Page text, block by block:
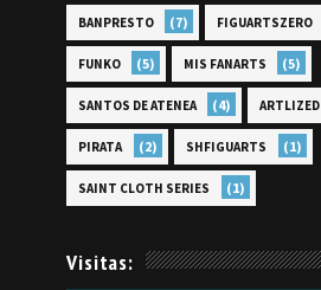
BANPRESTO (7) FIGUARTSZERO
FUNKO (5) MIS FANARTS (5)
SANTOS DE ATENEA (4) ARTLIZED
PIRATA (2) SHFIGUARTS (1)
SAINT CLOTH SERIES (1)
Visitas: